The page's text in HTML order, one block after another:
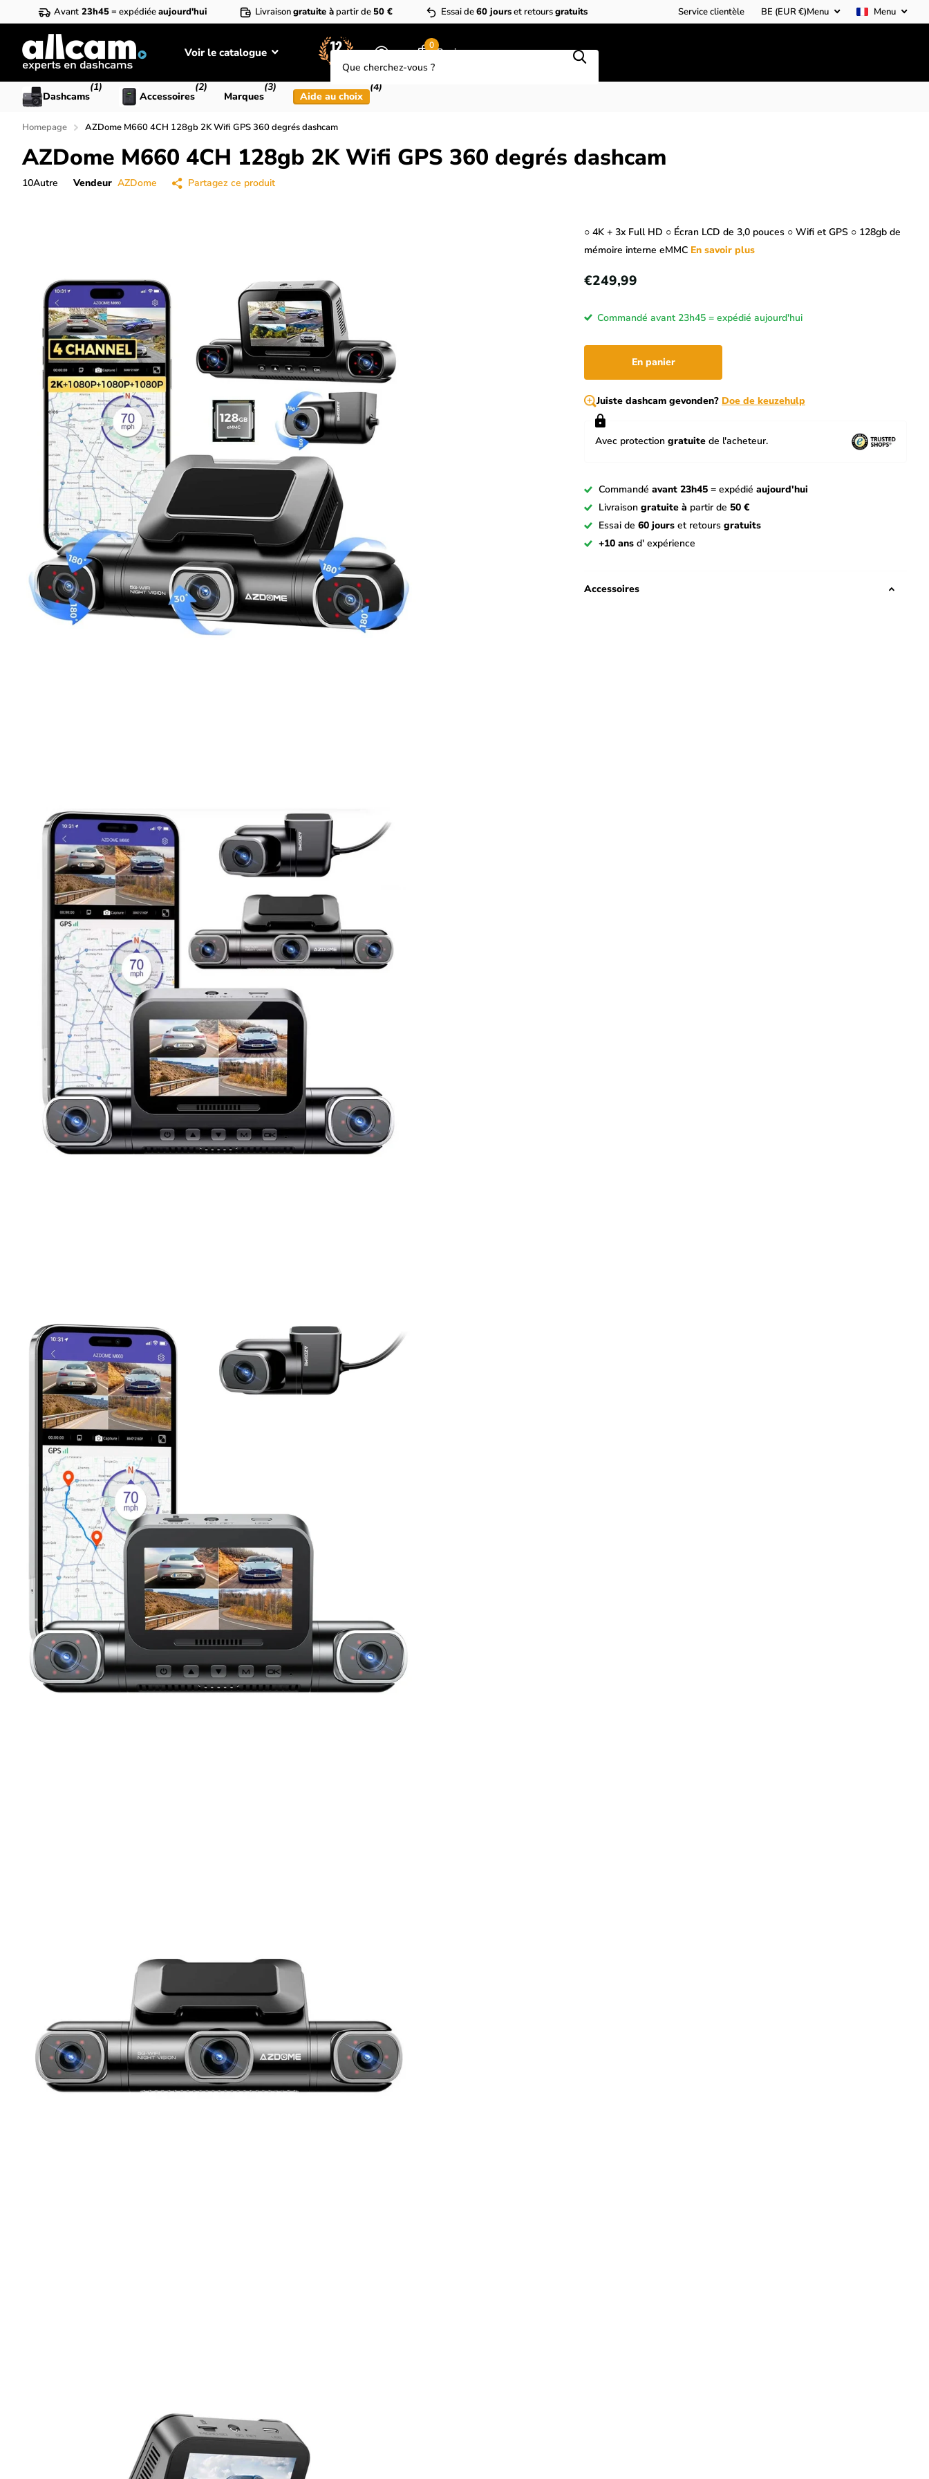
Avant 23h45= expédiéeaujourd'hui Livraisongratuite à partir de 50 € Essai de60 jourset retoursgratuits Service clientèle BE (EUR €)Menu Menu
Voir le catalogue
Que cherchez-vous?
0
Panier
Dashcams
(1)
Accessoires
(2)
Marques
(3)
Aide au choix
(4)
Homepage AZDome M660 4CH 128gb 2K Wifi GPS 360 degrés dashcam
AZDome M660 4CH 128gb 2K Wifi GPS 360 degrés dashcam
10Autre Vendeur AZDome Partagez ce produit
○ 4K + 3x Full HD ○ Écran LCD de 3,0 pouces ○ Wifi et GPS ○ 128gb de
mémoire interne eMMC En savoir plus
€249,99
Commandé avant 23h45 = expédié aujourd'hui
En panier
Juiste dashcam gevonden? Doe de keuzehulp
Avec protection gratuite de l'acheteur.
Commandé avant 23h45 = expédié aujourd'hui
Livraison gratuite à partir de 50 €
Essai de 60 jours et retours gratuits
+10 ans d' expérience
Accessoires